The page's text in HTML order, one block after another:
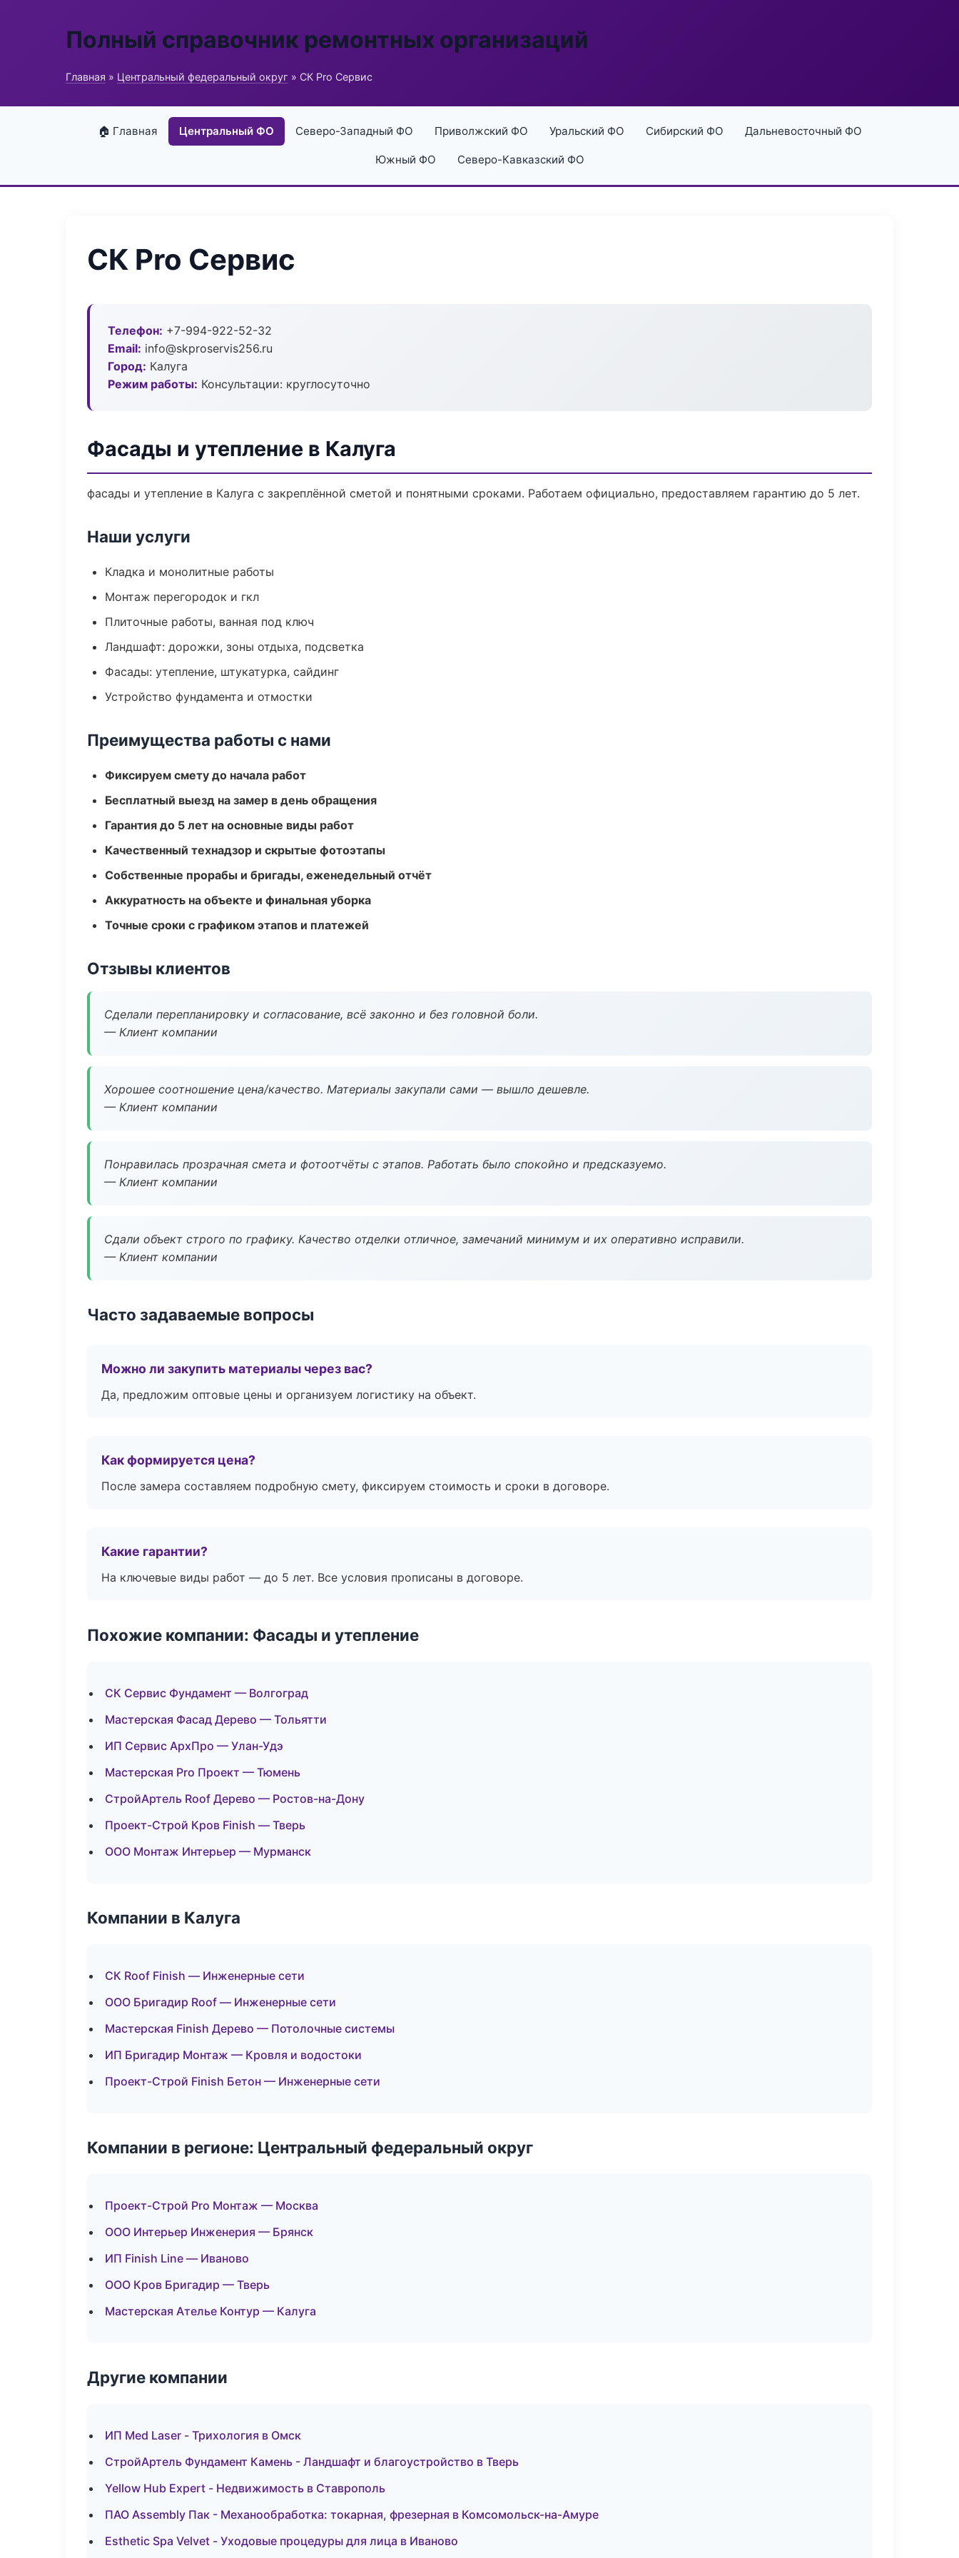
Полный справочник ремонтных организаций
Главная » Центральный федеральный округ » СК Pro Сервис
🏠 Главная Центральный ФО Северо-Западный ФО Приволжский ФО Уральский ФО Сибирский ФО Дальневосточный ФО
Южный ФО Северо-Кавказский ФО
СК Pro Сервис
Телефон: +7-994-922-52-32
Email: info@skproservis256.ru
Город: Калуга
Режим работы: Консультации: круглосуточно
Фасады и утепление в Калуга
фасады и утепление в Калуга с закреплённой сметой и понятными сроками. Работаем официально, предоставляем гарантию до 5 лет.
Наши услуги
Кладка и монолитные работы
Монтаж перегородок и гкл
Плиточные работы, ванная под ключ
Ландшафт: дорожки, зоны отдыха, подсветка
Фасады: утепление, штукатурка, сайдинг
Устройство фундамента и отмостки
Преимущества работы с нами
Фиксируем смету до начала работ
Бесплатный выезд на замер в день обращения
Гарантия до 5 лет на основные виды работ
Качественный технадзор и скрытые фотоэтапы
Собственные прорабы и бригады, еженедельный отчёт
Аккуратность на объекте и финальная уборка
Точные сроки с графиком этапов и платежей
Отзывы клиентов
Сделали перепланировку и согласование, всё законно и без головной боли.
— Клиент компании
Хорошее соотношение цена/качество. Материалы закупали сами — вышло дешевле.
— Клиент компании
Понравилась прозрачная смета и фотоотчёты с этапов. Работать было спокойно и предсказуемо.
— Клиент компании
Сдали объект строго по графику. Качество отделки отличное, замечаний минимум и их оперативно исправили.
— Клиент компании
Часто задаваемые вопросы
Можно ли закупить материалы через вас?
Да, предложим оптовые цены и организуем логистику на объект.
Как формируется цена?
После замера составляем подробную смету, фиксируем стоимость и сроки в договоре.
Какие гарантии?
На ключевые виды работ — до 5 лет. Все условия прописаны в договоре.
Похожие компании: Фасады и утепление
СК Сервис Фундамент — Волгоград
Мастерская Фасад Дерево — Тольятти
ИП Сервис АрхПро — Улан-Удэ
Мастерская Pro Проект — Тюмень
СтройАртель Roof Дерево — Ростов-на-Дону
Проект-Строй Кров Finish — Тверь
ООО Монтаж Интерьер — Мурманск
Компании в Калуга
СК Roof Finish — Инженерные сети
ООО Бригадир Roof — Инженерные сети
Мастерская Finish Дерево — Потолочные системы
ИП Бригадир Монтаж — Кровля и водостоки
Проект-Строй Finish Бетон — Инженерные сети
Компании в регионе: Центральный федеральный округ
Проект-Строй Pro Монтаж — Москва
ООО Интерьер Инженерия — Брянск
ИП Finish Line — Иваново
ООО Кров Бригадир — Тверь
Мастерская Ателье Контур — Калуга
Другие компании
ИП Med Laser - Трихология в Омск
СтройАртель Фундамент Камень - Ландшафт и благоустройство в Тверь
Yellow Hub Expert - Недвижимость в Ставрополь
ПАО Assembly Пак - Механообработка: токарная, фрезерная в Комсомольск-на-Амуре
Esthetic Spa Velvet - Уходовые процедуры для лица в Иваново